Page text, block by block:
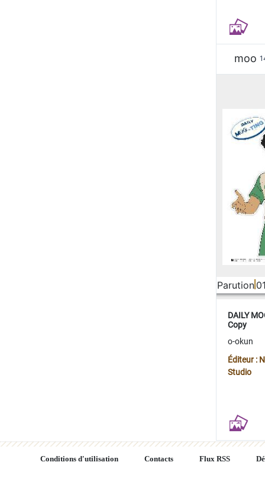
moo
Parution
DAILY
Copy
o-okun
Éditeur :
Studio
Conditions d'utilisation Contacts Flux RSS